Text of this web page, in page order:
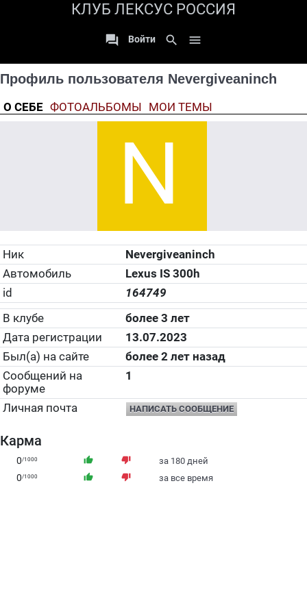
КЛУБ ЛЕКСУС РОССИЯ
 Войти search 
Профиль пользователя Nevergiveaninch
О СЕБЕ ФОТОАЛЬБОМЫ МОИ ТЕМЫ
Ник
Nevergiveaninch
Автомобиль
Lexus IS 300h
id
164749
В клубе
более 3 лет
Дата регистрации
13.07.2023
Был(а) на сайте
более 2 лет назад
Сообщений на
форуме
1
Личная почта НАПИСАТЬ СООБЩЕНИЕ
Карма
0/1000 thumb_up thumb_down за 180 дней
0/1000 thumb_up thumb_down за все время